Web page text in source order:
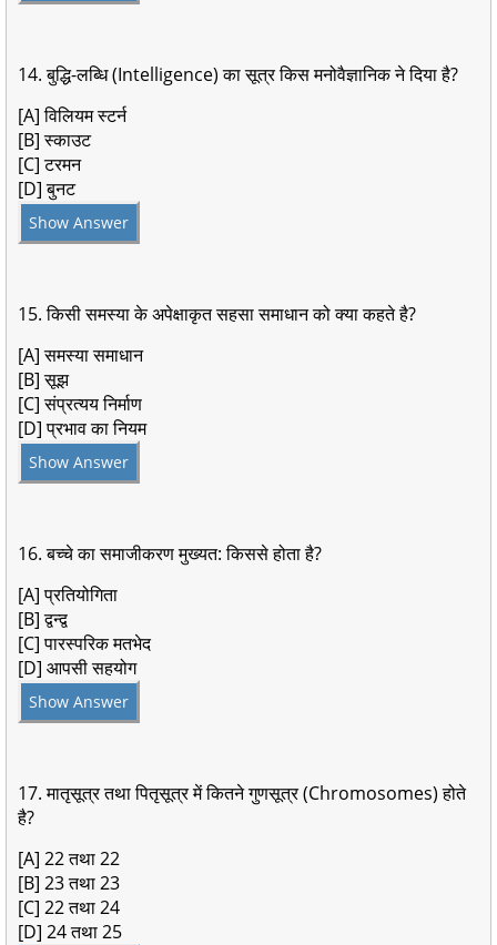
14. बुद्धि-लब्धि (Intelligence) का सूत्र किस मनोवैज्ञानिक ने दिया है?
[A] विलियम स्टर्न
[B] स्काउट
[C] टरमन
[D] बुनट
Show Answer
15. किसी समस्या के अपेक्षाकृत सहसा समाधान को क्या कहते है?
[A] समस्या समाधान
[B] सूझ
[C] संप्रत्यय निर्माण
[D] प्रभाव का नियम
Show Answer
16. बच्चे का समाजीकरण मुख्यत: किससे होता है?
[A] प्रतियोगिता
[B] द्वन्द्व
[C] पारस्परिक मतभेद
[D] आपसी सहयोग
Show Answer
17. मातृसूत्र तथा पितृसूत्र में कितने गुणसूत्र (Chromosomes) होते
है?
[A] 22 तथा 22
[B] 23 तथा 23
[C] 22 तथा 24
[D] 24 तथा 25